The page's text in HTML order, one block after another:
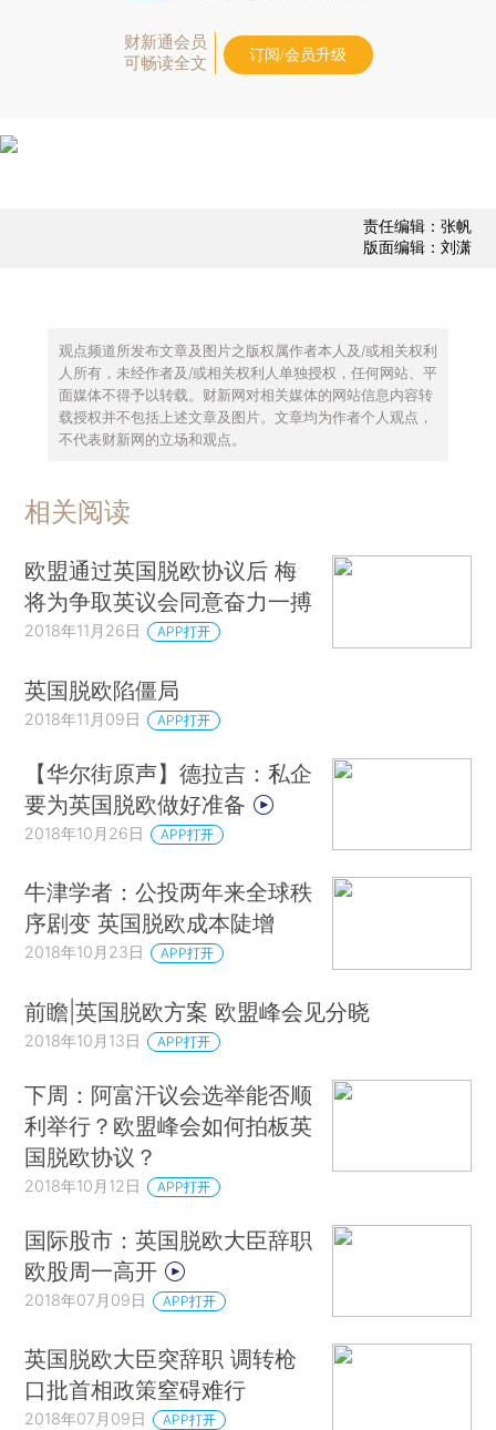
财新通会员
可畅读全文
订阅/会员升级
责任编辑：张帆
版面编辑：刘潇
观点频道所发布文章及图片之版权属作者本人及/或相关权利
人所有，未经作者及/或相关权利人单独授权，任何网站、平
面媒体不得予以转载。财新网对相关媒体的网站信息内容转
载授权并不包括上述文章及图片。文章均为作者个人观点，
不代表财新网的立场和观点。
相关阅读
欧盟通过英国脱欧协议后 梅
将为争取英议会同意奋力一搏
2018年11月26日 APP打开
英国脱欧陷僵局
2018年11月09日 APP打开
【华尔街原声】德拉吉：私企
要为英国脱欧做好准备
2018年10月26日 APP打开
牛津学者：公投两年来全球秩
序剧变 英国脱欧成本陡增
2018年10月23日 APP打开
前瞻|英国脱欧方案 欧盟峰会见分晓
2018年10月13日 APP打开
下周：阿富汗议会选举能否顺
利举行？欧盟峰会如何拍板英
国脱欧协议？
2018年10月12日 APP打开
国际股市：英国脱欧大臣辞职
欧股周一高开
2018年07月09日 APP打开
英国脱欧大臣突辞职 调转枪
口批首相政策窒碍难行
2018年07月09日 APP打开